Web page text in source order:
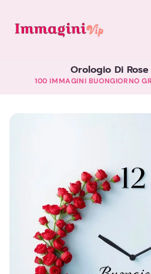
Orologio Di
100 IMMAGINI BUONGIORNO